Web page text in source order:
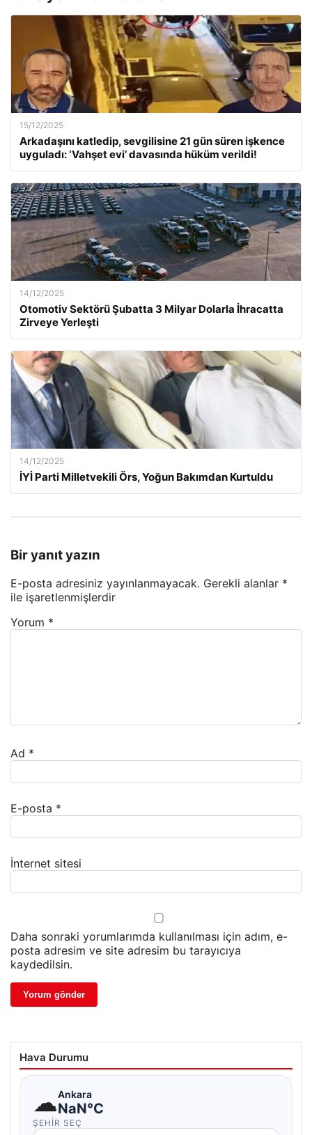
15/12/2025
Arkadaşını katledip, sevgilisine 21 gün süren işkence
uyguladı: ‘Vahşet evi’ davasında hüküm verildi!
14/12/2025
Otomotiv Sektörü Şubatta 3 Milyar Dolarla İhracatta
Zirveye Yerleşti
14/12/2025
İYİ Parti Milletvekili Örs, Yoğun Bakımdan Kurtuldu
Bir yanıt yazın
E-posta adresiniz yayınlanmayacak. Gerekli alanlar *
ile işaretlenmişlerdir
Yorum *
Ad *
E-posta *
İnternet sitesi
Daha sonraki yorumlarımda kullanılması için adım, e-
posta adresim ve site adresim bu tarayıcıya
kaydedilsin.
Hava Durumu
☁Ankara
NaN°C
ŞEHIR SEÇ